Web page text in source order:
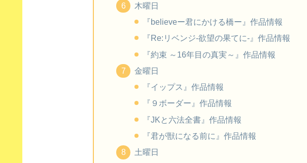
木曜日
『believeー君にかける橋ー』作品情報
『Re:リベンジ-欲望の果てに-』作品情報
『約束 ～16年目の真実～』作品情報
金曜日
『イップス』作品情報
『９ボーダー』作品情報
『JKと六法全書』作品情報
『君が獣になる前に』作品情報
土曜日